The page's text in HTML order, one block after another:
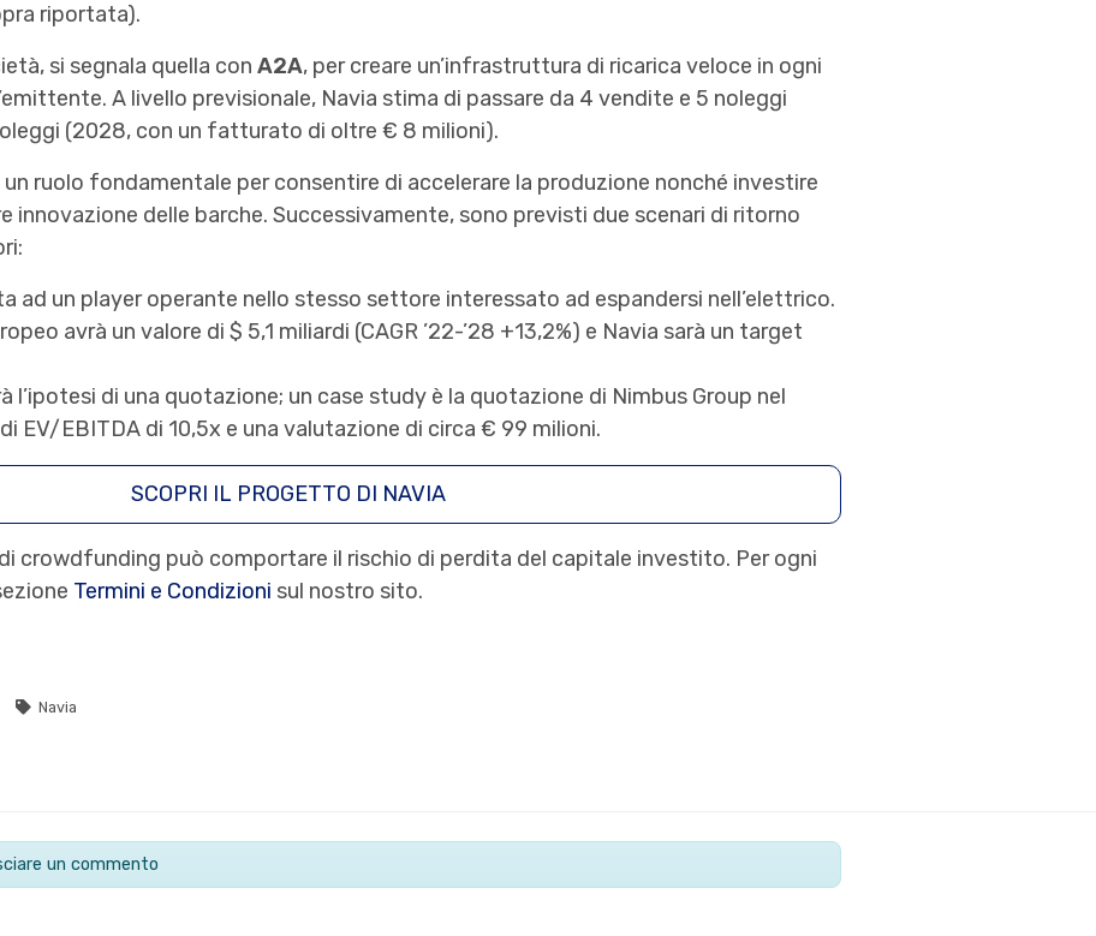
riportata).
si segnala quella con A2A, per creare un’infrastruttura di ricarica veloce in ogni
A livello previsionale, Navia stima di passare da 4 vendite e 5 noleggi
(2028, con un fatturato di oltre € 8 milioni).
ruolo fondamentale per consentire di accelerare la produzione nonché investire
innovazione delle barche. Successivamente, sono previsti due scenari di ritorno
ad un player operante nello stesso settore interessato ad espandersi nell’elettrico.
avrà un valore di $ 5,1 miliardi (CAGR ’22-’28 +13,2%) e Navia sarà un target
l’ipotesi di una quotazione; un case study è la quotazione di Nimbus Group nel
EV/EBITDA di 10,5x e una valutazione di circa € 99 milioni.
SCOPRI IL PROGETTO DI NAVIA
crowdfunding può comportare il rischio di perdita del capitale investito. Per ogni
Termini e Condizioni sul nostro sito.
Navia
un commento